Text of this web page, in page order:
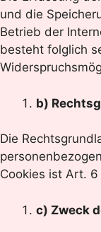
und die
Betrieb der
besteht folglich
b)
Die
Cookies ist Art. 6
c) Zweck